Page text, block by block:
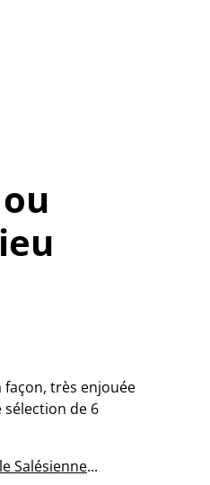
façon, très enjouée
sélection de 6
Salésienne...